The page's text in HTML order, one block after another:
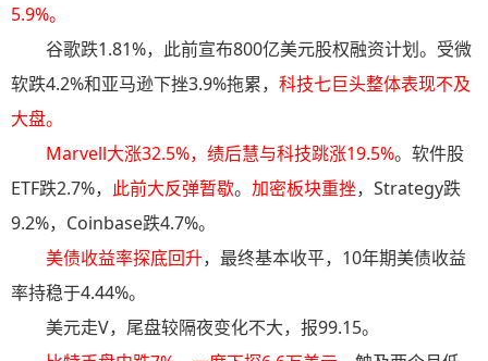
5.9%。
谷歌跌1.81%，此前宣布800亿美元股权融资计划。受微
软跌4.2%和亚马逊下挫3.9%拖累， 科技七巨头整体表现不及
大盘。
Marvell大涨32.5%，绩后慧与科技跳涨19.5%。软件股
ETF跌2.7%， 此前大反弹暂歇。 加密板块重挫，Strategy跌
9.2%，Coinbase跌4.7%。
美债收益率探底回升，最终基本收平，10年期美债收益
率持稳于4.44%。
美元走V，尾盘较隔夜变化不大，报99.15。